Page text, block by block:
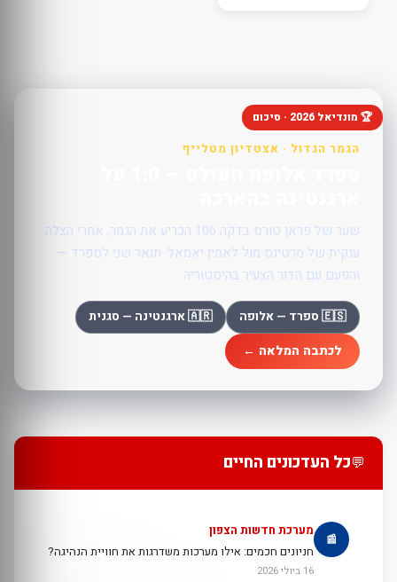
🏆 מונדיאל 2026 · סיכום
הגמר הגדול · אצטדיון מטלייף
שער של פראן טורס בדקה 106 הכריע את הגמר, אחרי הצלה
ענקית של מרטינס מול לאמין יאמאל. תואר שני לספרד —
והפעם עם הדור הצעיר בהיסטוריה.
🇪🇸 ספרד — אלופה 🇦🇷 ארגנטינה — סגנית
לכתבה המלאה ←
💬כל העדכונים החיים
📰
מערכת חדשות הצפון
חניונים חכמים: אילו מערכות משדרגות את חוויית הנהיגה?
16 ביולי 2026